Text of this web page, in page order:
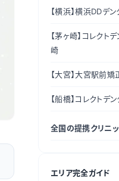
【横浜】横浜DDデン
【茅ヶ崎】 コレクト
崎
【大宮】大宮駅前矯
【船橋】 コレクトデ
全国の提携クリニ
エリア完全ガイド